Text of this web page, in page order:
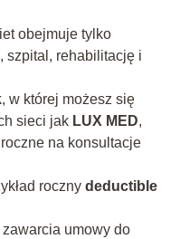
obejmuje tylko
szpital, rehabilitację i
, w której możesz się
sieci jak LUX MED,
na konsultacje
roczny deductible
umowy do